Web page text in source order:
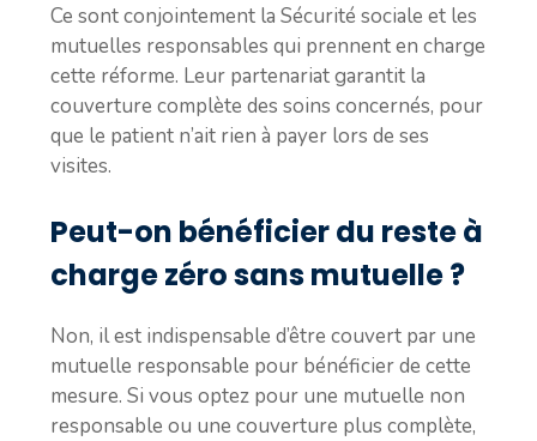
Ce sont conjointement la Sécurité sociale et les
mutuelles responsables qui prennent en charge
cette réforme. Leur partenariat garantit la
couverture complète des soins concernés, pour
que le patient n’ait rien à payer lors de ses
visites.
Peut-on bénéficier du reste à
charge zéro sans mutuelle ?
Non, il est indispensable d’être couvert par une
mutuelle responsable pour bénéficier de cette
mesure. Si vous optez pour une mutuelle non
responsable ou une couverture plus complète,